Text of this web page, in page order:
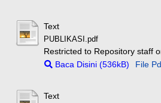
Text
PUBLIKASI.pdf
Restricted to Repository staff
Baca Disini (536kB)
File
Text